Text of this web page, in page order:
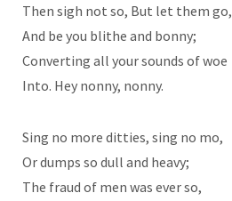
Then sigh not so, But let them go,
And be you blithe and bonny;
Converting all your sounds of woe
Into. Hey nonny, nonny.
Sing no more ditties, sing no mo,
Or dumps so dull and heavy;
The fraud of men was ever so,